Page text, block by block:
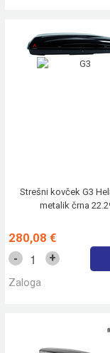
Strešni kovček G3
metalik črna
280,08 €
- +
Zaloga